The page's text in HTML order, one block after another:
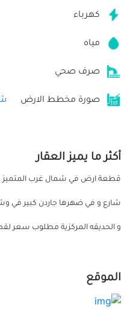
كهرباء
مياه
صرف صحي
صورة مخطط الارض
أكثر ما يميز العقار
شارع و في ضهرها جاردن كبير في
و الحديقه المركزية مطلوب سعر
الموقع